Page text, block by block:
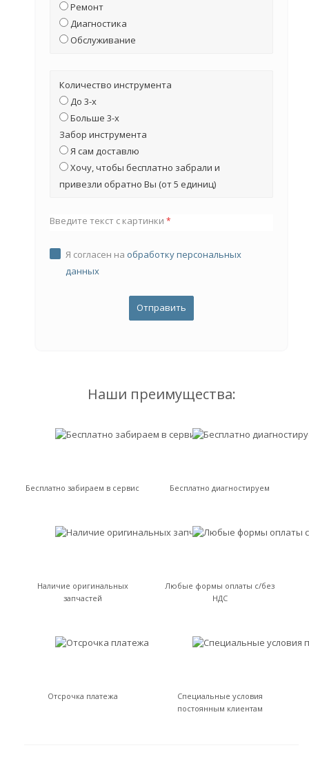
Ремонт
Диагностика
Обслуживание
Количество инструмента
До 3-х
Больше 3-х
Забор инструмента
Я сам доставлю
Хочу, чтобы бесплатно забрали и
привезли обратно Вы (от 5 единиц)
Введите текст с картинки *
Я согласен на обработку персональных
данных
Наши преимущества:
Бесплатно забираем в сервис Бесплатно диагностируем
Наличие оригинальных
запчастей
Любые формы оплаты с/без
НДС
Отсрочка платежа
Специальные условия
постоянным клиентам